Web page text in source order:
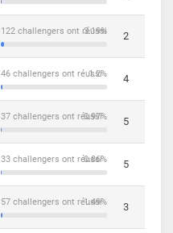
3.19%
122 challengers ont réussi 2
1.2%
46 challengers ont réussi 4
0.97%
37 challengers ont réussi 5
0.86%
33 challengers ont réussi 5
1.49%
57 challengers ont réussi 3